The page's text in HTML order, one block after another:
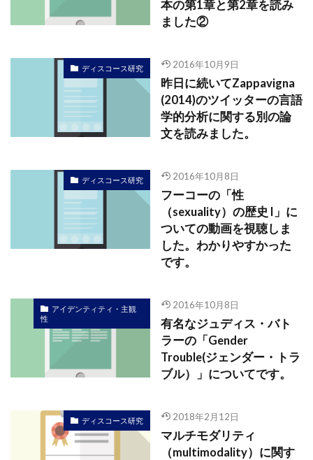
本の第1章と第2章を読み
ました②
ディスコース研究 2016年10月9日
昨日に続いてZappavigna
(2014)のツイッターの言語
学的分析に関する別の論
文を読みました。
ディスコース研究 2016年10月8日
フーコーの「性
（sexuality）の歴史 I」に
ついての動画を視聴しま
した。わかりやすかった
です。
アイデンティティ・主観
性
2016年10月8日
有名なジュディス・バト
ラーの「Gender
Trouble(ジェンダー・トラ
ブル）」についてです。
ディスコース研究 2018年2月12日
マルチモダリティ
（multimodality）に関す